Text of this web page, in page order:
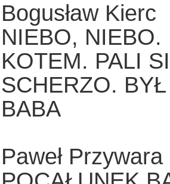
Bogusław Kierc
NIEBO, NIEBO.
KOTEM. PALI
SCHERZO.
BABA
Paweł Przywara